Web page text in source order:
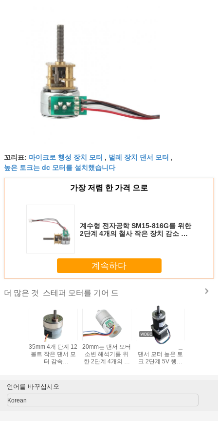
꼬리표: 마이크로 행성 장치 모터 , 벌레 장치 댄서 모터 ,
높은 토크는 dc 모터를 설치했습니다
가장 저렴 한 가격 으로
계수형 전자공학 SM15-816G를 위한
2단계 4개의 철사 작은 장치 감소 전
계속하다
더 많은 것 스테퍼 모터를 기어 드
35mm 4개 단계 12
볼트 작은 댄서 모
터 감속
석기
20mm는 댄서 모터
소변 해석기를 위
한 2단계 4개의 철
댄서 모터 높은 토
크 2단계 5V 행성
언어를 바꾸십시오
Korean